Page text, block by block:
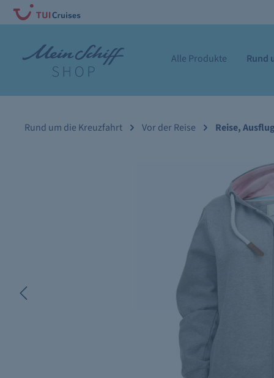
Alle Produkte Rund
Rund um die Kreuzfahrt Vor der Reise Reise,